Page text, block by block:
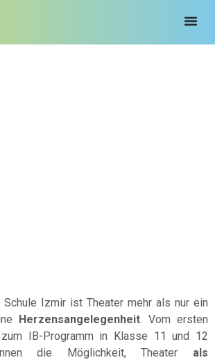
Schule Izmir ist Theater mehr als nur ein
Herzensangelegenheit. Vom ersten
IB-Programm in Klasse 11 und 12
die Möglichkeit, Theater als